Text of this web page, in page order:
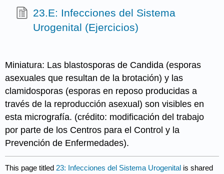
23.E: Infecciones del Sistema
Urogenital (Ejercicios)
Miniatura: Las blastosporas de Candida (esporas
asexuales que resultan de la brotación) y las
clamidosporas (esporas en reposo producidas a
través de la reproducción asexual) son visibles en
esta micrografía. (crédito: modificación del trabajo
por parte de los Centros para el Control y la
Prevención de Enfermedades).
This page titled 23: Infecciones del Sistema Urogenital is shared